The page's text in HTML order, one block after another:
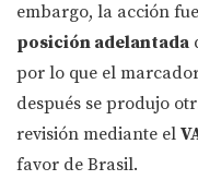
embargo, la acción
posición adelantada
por lo que el
después se produjo
revisión mediante el
favor de Brasil.